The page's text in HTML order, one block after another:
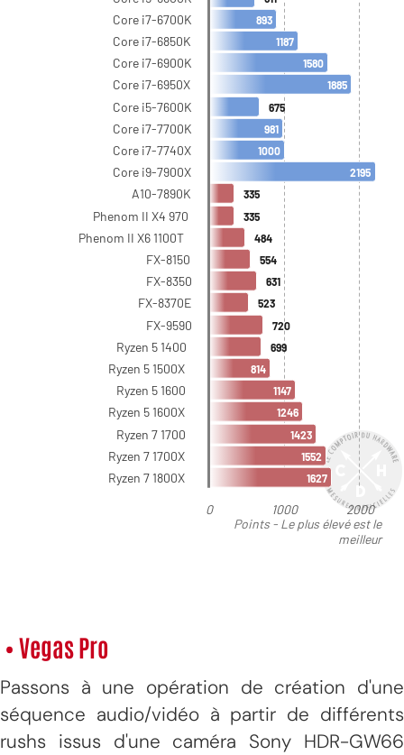
• Vegas Pro
Passons à une opération de création d'une
séquence audio/vidéo à partir de différents
rushs issus d'une caméra Sony HDR-GW66